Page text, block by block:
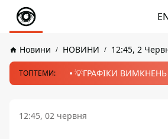
Новини НОВИНИ 12:45, 2
ТОПТЕМИ: 💡ГРАФІКИ
12:45, 02 червня